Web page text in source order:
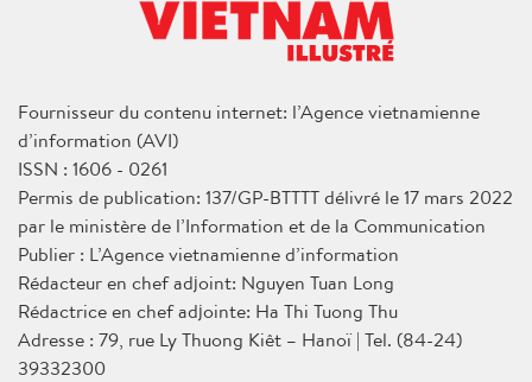
Fournisseur du contenu internet: l’Agence vietnamienne
d’information (AVI)
ISSN : 1606 - 0261
Permis de publication: 137/GP-BTTTT délivré le 17 mars 2022
par le ministère de l’Information et de la Communication
Publier : L’Agence vietnamienne d’information
Rédacteur en chef adjoint: Nguyen Tuan Long
Rédactrice en chef adjointe: Ha Thi Tuong Thu
Adresse : 79, rue Ly Thuong Kiêt – Hanoï | Tel. (84-24)
39332300